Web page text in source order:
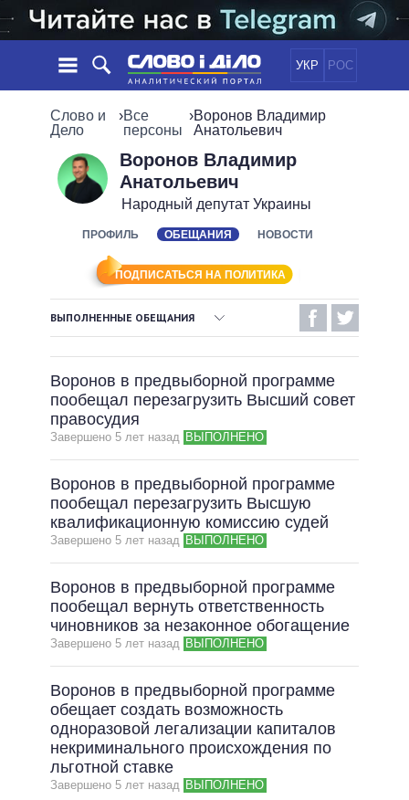
УКР РОС
НОВОСТИ
ЛЕНТА
СОБЫТИЯ
МНЕНИЯ
ОБЗОРЫ
ДАЙДЖЕСТЫ
ПОЛИТИКА
ЭКОНОМИКА
ОБЩЕСТВО
МИР
ОБЕЩАНИЯ
ПОЛИТИКИ
ВСЕ ПОЛИТИКИ
ПРЕЗИДЕНТ И ОФИС
ВЕРХОВНАЯ РАДА
КАБИНЕТ МИНИСТРОВ
ВСЕ ПЕРСОНЫ
ИНФОГРАФИКА
ВИДЕО
ПОДДЕРЖАТЬ
СРАВНЕНИЕ ПОЛИТИКОВ
Слово и
Дело
›Все
персоны
›Воронов Владимир
Анатольевич
Воронов Владимир
Анатольевич
Народный депутат Украины
ПРОФИЛЬ ОБЕЩАНИЯ НОВОСТИ
ПОДПИСАТЬСЯ НА ПОЛИТИКА
ВЫПОЛНЕННЫЕ ОБЕЩАНИЯ
НЕВЫПОЛНЕННЫЕ ОБЕЩАНИЯ
ОБЕЩАНИЯ В ПРОЦЕССЕ
ВСЕ ОБЕЩАНИЯ
АРХИВНЫЕ ОБЕЩАНИЯ
Воронов в предвыборной программе
пообещал перезагрузить Высший совет
правосудия
Завершено 5 лет назад ВЫПОЛНЕНО
Воронов в предвыборной программе
пообещал перезагрузить Высшую
квалификационную комиссию судей
Завершено 5 лет назад ВЫПОЛНЕНО
Воронов в предвыборной программе
пообещал вернуть ответственность
чиновников за незаконное обогащение
Завершено 5 лет назад ВЫПОЛНЕНО
Воронов в предвыборной программе
обещает создать возможность
одноразовой легализации капиталов
некриминального происхождения по
льготной ставке
Завершено 5 лет назад ВЫПОЛНЕНО